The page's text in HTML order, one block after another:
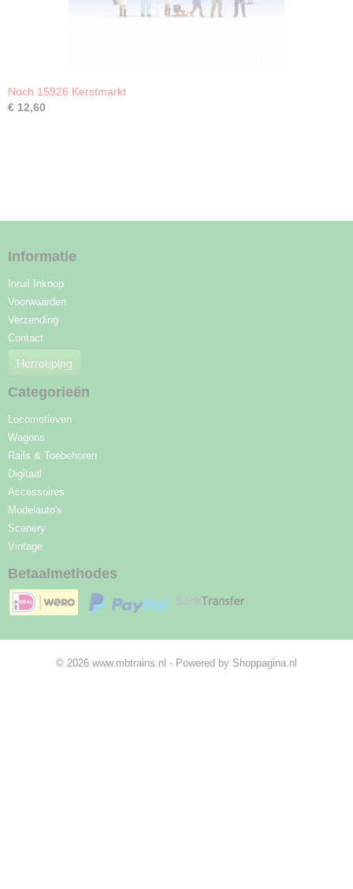
Noch 15926 Kerstmarkt
€ 12,60
Informatie
Inruil Inkoop
Voorwaarden
Verzending
Contact
Herroeping
Categorieën
Locomotieven
Wagons
Rails & Toebehoren
Digitaal
Accessoires
Modelauto's
Scenery
Vintage
Betaalmethodes
© 2026 www.mbtrains.nl - Powered by Shoppagina.nl